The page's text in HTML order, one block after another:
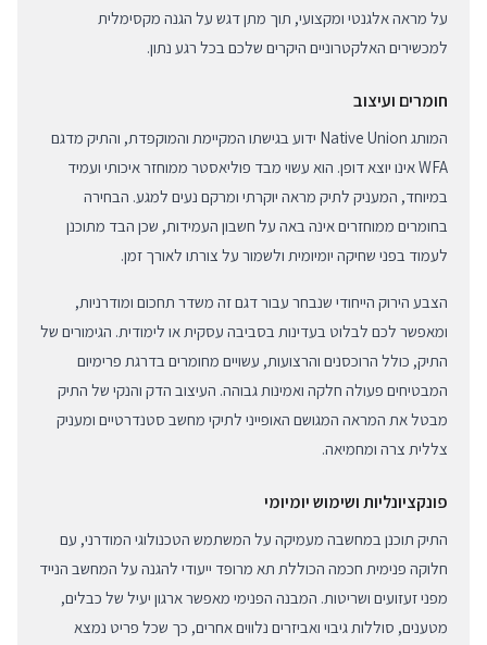
על מראה אלגנטי ומקצועי, תוך מתן דגש על הגנה מקסימלית
למכשירים האלקטרוניים היקרים שלכם בכל רגע נתון.
חומרים ועיצוב
המותג Native Union ידוע בגישתו המקיימת והמוקפדת, והתיק מדגם
WFA אינו יוצא דופן. הוא עשוי מבד פוליאסטר ממוחזר איכותי ועמיד
במיוחד, המעניק לתיק מראה יוקרתי ומרקם נעים למגע. הבחירה
בחומרים ממוחזרים אינה באה על חשבון העמידות, שכן הבד מתוכנן
לעמוד בפני שחיקה יומיומית ולשמור על צורתו לאורך זמן.
הצבע הירוק הייחודי שנבחר עבור דגם זה משדר תחכום ומודרניות,
ומאפשר לכם לבלוט בעדינות בסביבה עסקית או לימודית. הגימורים של
התיק, כולל הרוכסנים והרצועות, עשויים מחומרים בדרגת פרימיום
המבטיחים פעולה חלקה ואמינות גבוהה. העיצוב הדק והנקי של התיק
מבטל את המראה המגושם האופייני לתיקי מחשב סטנדרטיים ומעניק
צללית צרה ומחמיאה.
פונקציונליות ושימוש יומיומי
התיק תוכנן במחשבה מעמיקה על המשתמש הטכנולוגי המודרני, עם
חלוקה פנימית חכמה הכוללת תא מרופד ייעודי להגנה על המחשב הנייד
מפני זעזועים ושריטות. המבנה הפנימי מאפשר ארגון יעיל של כבלים,
מטענים, סוללות גיבוי ואביזרים נלווים אחרים, כך שכל פריט נמצא